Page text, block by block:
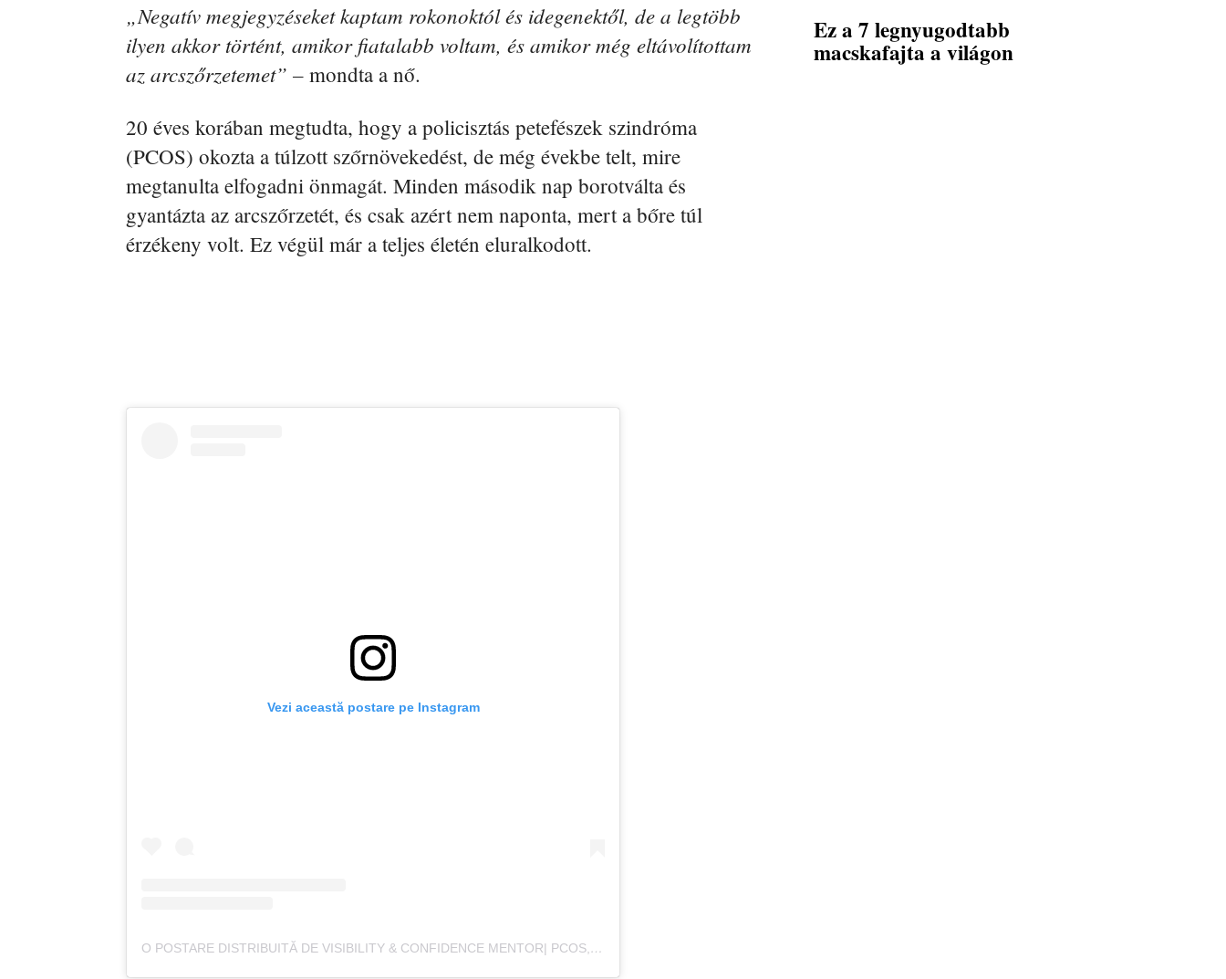
„Negatív megjegyzéseket kaptam rokonoktól és idegenektől, de a legtöbb
ilyen akkor történt, amikor fiatalabb voltam, és amikor még eltávolítottam
az arcszőrzetemet” – mondta a nő.
20 éves korában megtudta, hogy a policisztás petefészek szindróma
(PCOS) okozta a túlzott szőrnövekedést, de még évekbe telt, mire
megtanulta elfogadni önmagát. Minden második nap borotválta és
gyantázta az arcszőrzetét, és csak azért nem naponta, mert a bőre túl
érzékeny volt. Ez végül már a teljes életén eluralkodott.
Vezi această postare pe Instagram
O POSTARE DISTRIBUITĂ DE VISIBILITY & CONFIDENCE MENTOR| PCOS, HIRSUTISM & ENTREPRENEURS (@BEARDEDLADYG)
Ez a 7 legnyugodtabb
macskafajta a világon